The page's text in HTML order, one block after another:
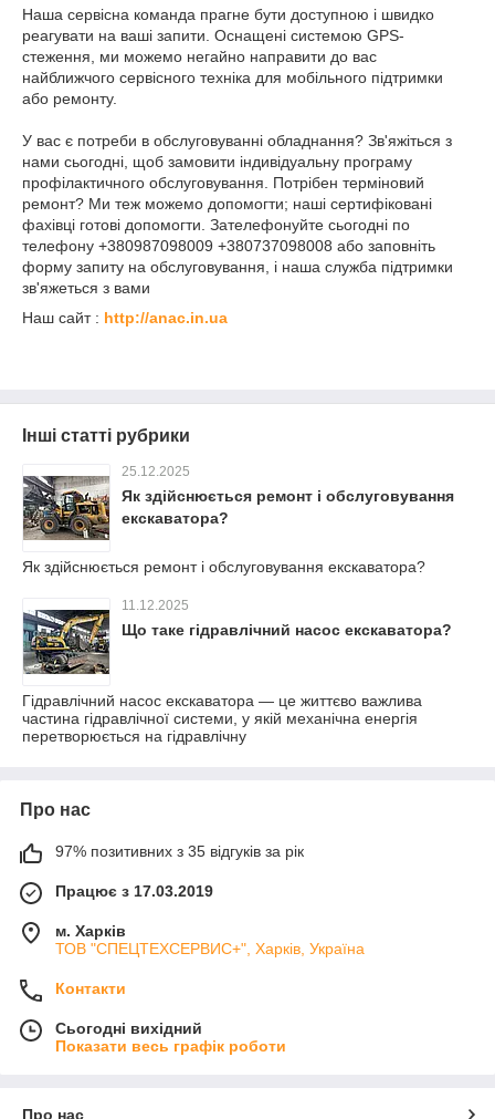
Наша сервісна команда прагне бути доступною і швидко
реагувати на ваші запити. Оснащені системою GPS-
стеження, ми можемо негайно направити до вас
найближчого сервісного техніка для мобільного підтримки
або ремонту.
У вас є потреби в обслуговуванні обладнання? Зв'яжіться з
нами сьогодні, щоб замовити індивідуальну програму
профілактичного обслуговування. Потрібен терміновий
ремонт? Ми теж можемо допомогти; наші сертифіковані
фахівці готові допомогти. Зателефонуйте сьогодні по
телефону +380987098009 +380737098008 або заповніть
форму запиту на обслуговування, і наша служба підтримки
зв'яжеться з вами
Наш сайт : http://anac.in.ua
Інші статті рубрики
25.12.2025
Як здійснюється ремонт і обслуговування
екскаватора?
Як здійснюється ремонт і обслуговування екскаватора?
11.12.2025
Що таке гідравлічний насос екскаватора?
Гідравлічний насос екскаватора — це життєво важлива
частина гідравлічної системи, у якій механічна енергія
перетворюється на гідравлічну
Про нас
97% позитивних з 35 відгуків за рік
Працює з 17.03.2019
м. Харків
ТОВ "СПЕЦТЕХСЕРВИС+", Харків, Україна
Контакти
Сьогодні вихідний
Показати весь графік роботи
Про нас